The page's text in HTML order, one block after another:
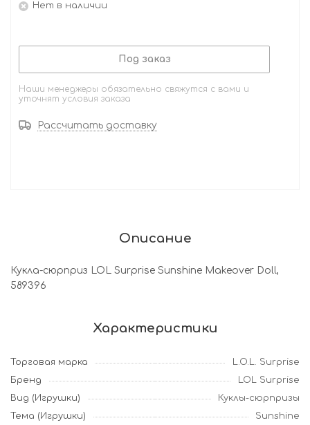
Нет в наличии
Под заказ
Наши менеджеры обязательно свяжутся с вами и
уточнят условия заказа
Рассчитать доставку
Описание
Кукла-сюрприз LOL Surprise Sunshine Makeover Doll,
589396
Характеристики
Торговая марка
L.O.L. Surprise
Бренд
LOL Surprise
Вид (Игрушки)
Куклы-сюрпризы
Тема (Игрушки)
Sunshine